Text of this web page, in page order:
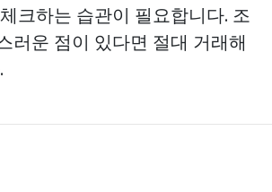
크하는 습관이 필요합니다. 조
러운 점이 있다면 절대 거래해